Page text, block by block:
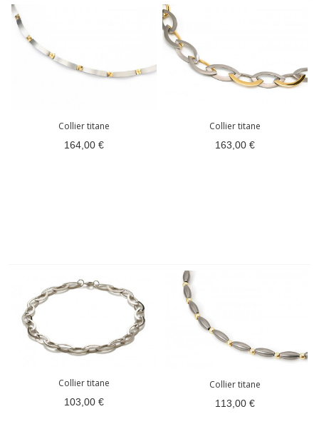
Collier titane
164,00 €
Collier titane
163,00 €
Collier titane
103,00 €
Collier titane
113,00 €